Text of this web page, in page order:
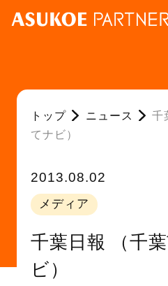
トップ ニュース
千
てナビ）
2013.08.02
メディア
千葉日報 （千
ビ）